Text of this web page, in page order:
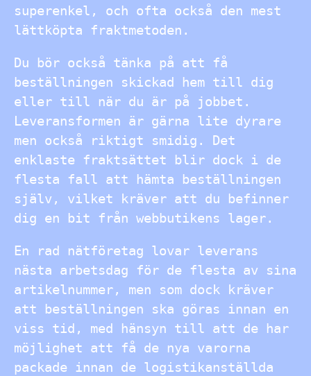
superenkel, och ofta också den mest
lättköpta fraktmetoden.
Du bör också tänka på att få
beställningen skickad hem till dig
eller till när du är på jobbet.
Leveransformen är gärna lite dyrare
men också riktigt smidig. Det
enklaste fraktsättet blir dock i de
flesta fall att hämta beställningen
själv, vilket kräver att du befinner
dig en bit från webbutikens lager.
En rad nätföretag lovar leverans
nästa arbetsdag för de flesta av sina
artikelnummer, men som dock kräver
att beställningen ska göras innan en
viss tid, med hänsyn till att de har
möjlighet att få de nya varorna
packade innan de logistikanställda